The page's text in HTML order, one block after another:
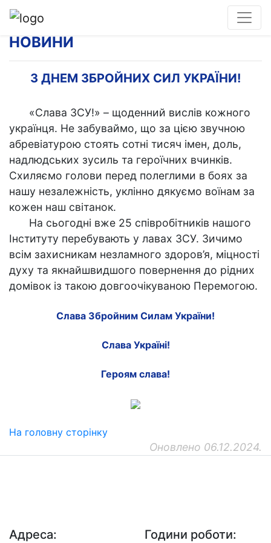
НОВИНИ
З ДНЕМ ЗБРОЙНИХ СИЛ УКРАЇНИ!
«Слава ЗСУ!» – щоденний вислів кожного
українця. Не забуваймо, що за цією звучною
абревіатурою стоять сотні тисяч імен, доль,
надлюдських зусиль та героїчних вчинків.
Схиляємо голови перед полеглими в боях за
нашу незалежність, уклінно дякуємо воїнам за
кожен наш світанок.
На сьогодні вже 25 співробітників нашого
Інституту перебувають у лавах ЗСУ. Зичимо
всім захисникам незламного здоров’я, міцності
духу та якнайшвидшого повернення до рідних
домівок із такою довгоочікуваною Перемогою.
Слава Збройним Cилам України!
Слава Україні!
Героям слава!
На головну сторінку
Оновлено 06.12.2024.
Адреса: Години роботи: